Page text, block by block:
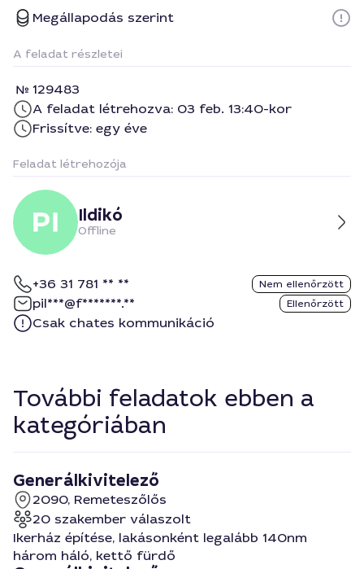
Megállapodás szerint
A feladat részletei
129483
A feladat létrehozva: 03 feb. 13:40-kor
Frissítve: egy éve
Feladat létrehozója
Ildikó
Offline
+36 31 781 ** ** Nem ellenőrzött
pil***@f*******.** Ellenőrzött
Csak chates kommunikáció
További feladatok ebben a
kategóriában
Generálkivitelező
2090, Remeteszőlős
20 szakember válaszolt
Ikerház építése, lakásonként legalább 140nm
három háló, kettő fürdő